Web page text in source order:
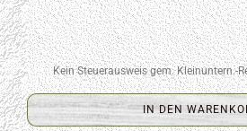
Kein Steuerausweis gem. Kleinuntern.-
IN DEN